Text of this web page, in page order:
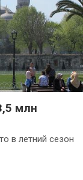
млн
в летний сезон